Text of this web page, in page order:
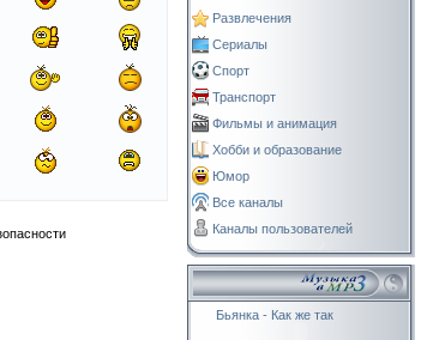
Развлечения
Сериалы
Спорт
Транспорт
Фильмы и анимация
Хобби и образование
Юмор
Все каналы
Каналы пользователей
Бьянка - Как же так